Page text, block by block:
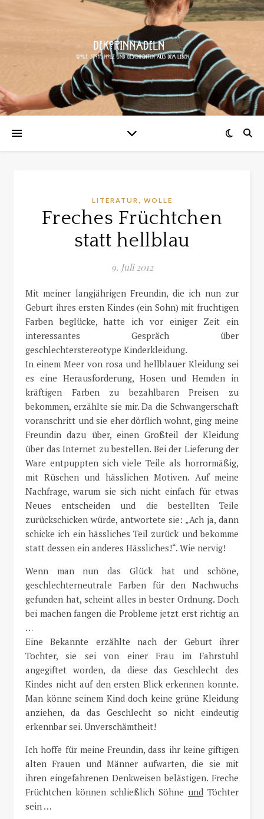
LITERATUR, WOLLE
Freches Früchtchen
statt hellblau
9. Juli 2012
Mit meiner langjährigen Freundin, die ich nun zur
Geburt ihres ersten Kindes (ein Sohn) mit fruchtigen
Farben beglücke, hatte ich vor einiger Zeit ein
interessantes Gespräch über
geschlechterstereotype Kinderkleidung.
In einem Meer von rosa und hellblauer Kleidung sei
es eine Herausforderung, Hosen und Hemden in
kräftigen Farben zu bezahlbaren Preisen zu
bekommen, erzählte sie mir. Da die Schwangerschaft
voranschritt und sie eher dörflich wohnt, ging meine
Freundin dazu über, einen Großteil der Kleidung
über das Internet zu bestellen. Bei der Lieferung der
Ware entpuppten sich viele Teile als horrormäßig,
mit Rüschen und hässlichen Motiven. Auf meine
Nachfrage, warum sie sich nicht einfach für etwas
Neues entscheiden und die bestellten Teile
zurückschicken würde, antwortete sie: „Ach ja, dann
schicke ich ein hässliches Teil zurück und bekomme
statt dessen ein anderes Hässliches!“. Wie nervig!
Wenn man nun das Glück hat und schöne,
geschlechterneutrale Farben für den Nachwuchs
gefunden hat, scheint alles in bester Ordnung. Doch
bei machen fangen die Probleme jetzt erst richtig an
…
Eine Bekannte erzählte nach der Geburt ihrer
Tochter, sie sei von einer Frau im Fahrstuhl
angegiftet worden, da diese das Geschlecht des
Kindes nicht auf den ersten Blick erkennen konnte.
Man könne seinem Kind doch keine grüne Kleidung
anziehen, da das Geschlecht so nicht eindeutig
erkennbar sei. Unverschämtheit!
Ich hoffe für meine Freundin, dass ihr keine giftigen
alten Frauen und Männer aufwarten, die sie mit
ihren eingefahrenen Denkweisen belästigen. Freche
Früchtchen können schließlich Söhne und Töchter
sein …